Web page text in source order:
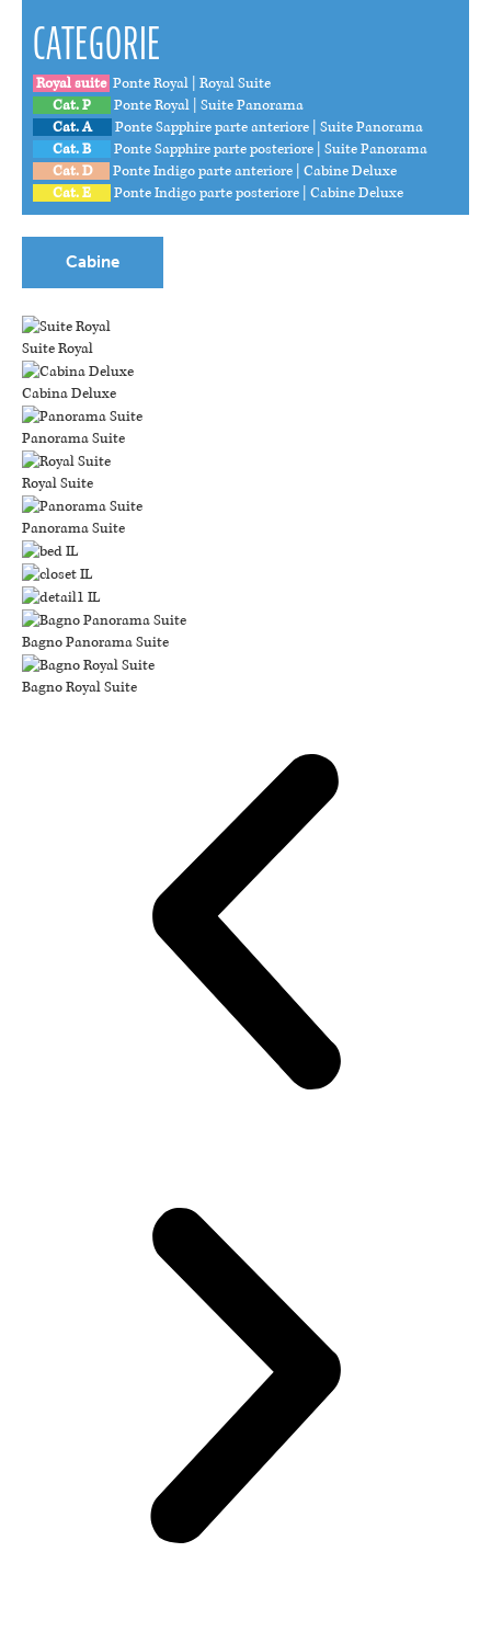
CATEGORIE
Royal suite Ponte Royal | Royal Suite
Cat. P
Ponte Royal | Suite Panorama
Cat. A
Ponte Sapphire parte anteriore | Suite Panorama
Cat. B
Ponte Sapphire parte posteriore | Suite Panorama
Cat. D
Ponte Indigo parte anteriore | Cabine Deluxe
Cat. E
Ponte Indigo parte posteriore | Cabine Deluxe
Cabine
Suite Royal
Cabina Deluxe
Panorama Suite
Royal Suite
Panorama Suite
Bagno Panorama Suite
Bagno Royal Suite